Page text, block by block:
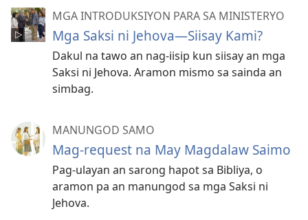
MGA INTRODUKSIYON PARA SA MINISTERYO
Mga Saksi ni Jehova—Siisay Kami?
Dakul na tawo an nag-iisip kun siisay an mga
Saksi ni Jehova. Aramon mismo sa sainda an
simbag.
MANUNGOD SAMO
Mag-request na May Magdalaw Saimo
Pag-ulayan an sarong hapot sa Bibliya, o
aramon pa an manungod sa mga Saksi ni
Jehova.